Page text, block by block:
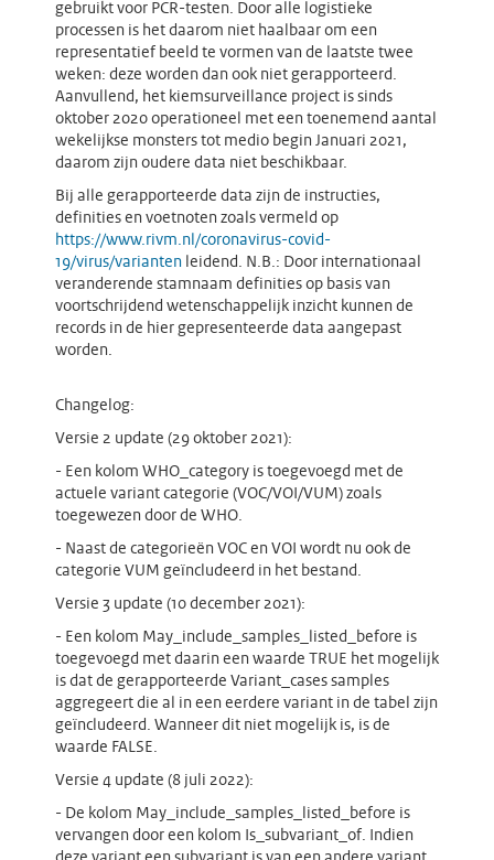
gebruikt voor PCR-testen. Door alle logistieke
processen is het daarom niet haalbaar om een
representatief beeld te vormen van de laatste twee
weken: deze worden dan ook niet gerapporteerd.
Aanvullend, het kiemsurveillance project is sinds
oktober 2020 operationeel met een toenemend aantal
wekelijkse monsters tot medio begin Januari 2021,
daarom zijn oudere data niet beschikbaar.
Bij alle gerapporteerde data zijn de instructies,
definities en voetnoten zoals vermeld op
https://www.rivm.nl/coronavirus-covid-
19/virus/varianten leidend. N.B.: Door internationaal
veranderende stamnaam definities op basis van
voortschrijdend wetenschappelijk inzicht kunnen de
records in de hier gepresenteerde data aangepast
worden.
Changelog:
Versie 2 update (29 oktober 2021):
- Een kolom WHO_category is toegevoegd met de
actuele variant categorie (VOC/VOI/VUM) zoals
toegewezen door de WHO.
- Naast de categorieën VOC en VOI wordt nu ook de
categorie VUM geïncludeerd in het bestand.
Versie 3 update (10 december 2021):
- Een kolom May_include_samples_listed_before is
toegevoegd met daarin een waarde TRUE het mogelijk
is dat de gerapporteerde Variant_cases samples
aggregeert die al in een eerdere variant in de tabel zijn
geïncludeerd. Wanneer dit niet mogelijk is, is de
waarde FALSE.
Versie 4 update (8 juli 2022):
- De kolom May_include_samples_listed_before is
vervangen door een kolom Is_subvariant_of. Indien